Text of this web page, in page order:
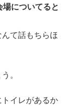
についてると
んて話もちらほ
。
イレがあるか